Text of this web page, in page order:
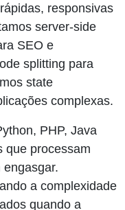
responsivas
server-side
SEO e
splitting para
state
complexas.
PHP, Java
que processam
a complexidade
quando a